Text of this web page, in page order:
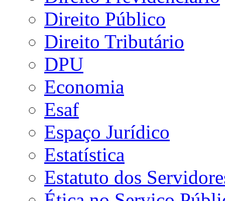
Direito Público
Direito Tributário
DPU
Economia
Esaf
Espaço Jurídico
Estatística
Estatuto dos